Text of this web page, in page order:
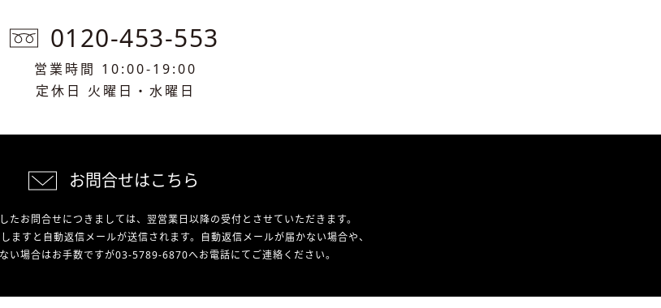
0120-453-553
営業時間 10:00-19:00
定休日 火曜日・水曜日
お問合せはこちら
お問合せにつきましては、翌営業日以降の受付とさせていただきます。
ますと自動返信メールが送信されます。自動返信メールが届かない場合や、
い場合はお手数ですが03-5789-6870へお電話にてご連絡ください。